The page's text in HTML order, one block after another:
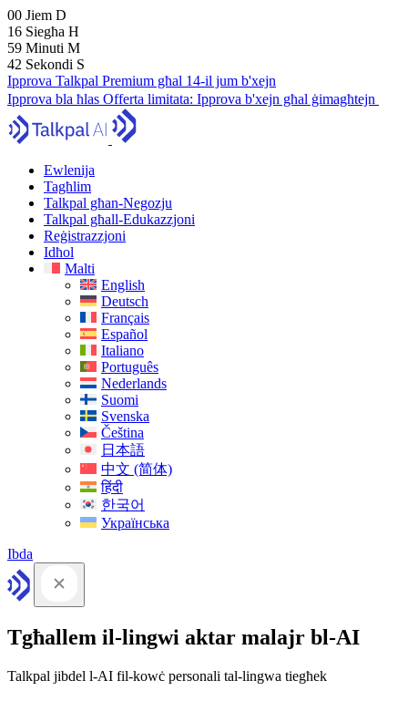
00 Jiem D
16 Siegħa H
59 Minuti M
41 Sekondi S
Ipprova Talkpal Premium għal 14-il jum b'xejn
Ipprova bla ħlas Offerta limitata: Ipprova b'xejn għal ġimagħtejn
Ewlenija
Tagħlim
Talkpal għan-Negozju
Talkpal għall-Edukazzjoni
Reġistrazzjoni
Idħol
Malti
English
Deutsch
Français
Español
Italiano
Português
Nederlands
Suomi
Svenska
Čeština
日本語
中文 (简体)
हिंदी
한국어
Українська
Ibda
Tgħallem il-lingwi aktar malajr bl-AI
Talkpal jibdel l-AI fil-kowċ personali tal-lingwa tiegħek